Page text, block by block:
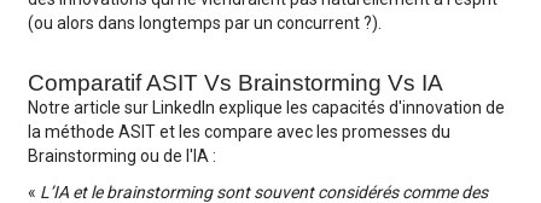
(ou alors dans longtemps par un concurrent ?).
Comparatif ASIT Vs Brainstorming Vs IA
Notre article sur LinkedIn explique les capacités d'innovation de
la méthode ASIT et les compare avec les promesses du
Brainstorming ou de l'IA :
« L’IA et le brainstorming sont souvent considérés comme des